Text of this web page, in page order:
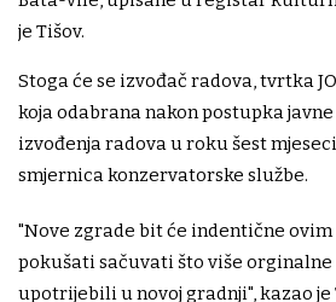
je Tišov.
Stoga će se izvođač radova, tvrtka
koja odabrana nakon postupka
izvođenja radova u roku šest
smjernica konzervatorske službe.
"Nove zgrade bit će indentične
pokušati sačuvati što više orginalne
upotrijebili u novoj gradnji", kazao je